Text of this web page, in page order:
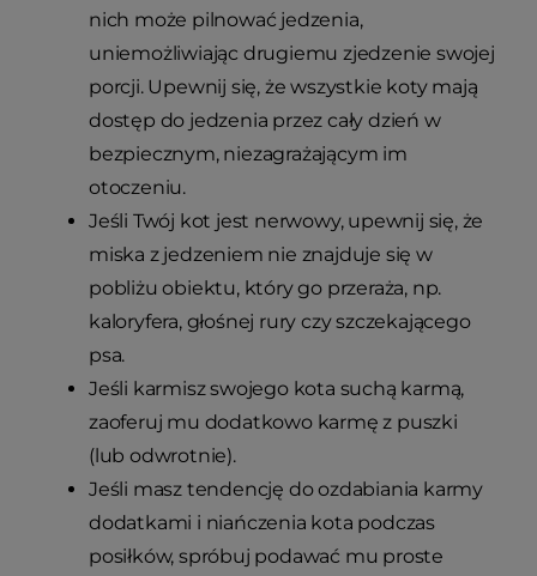
nich może pilnować jedzenia,
uniemożliwiając drugiemu zjedzenie swojej
porcji. Upewnij się, że wszystkie koty mają
dostęp do jedzenia przez cały dzień w
bezpiecznym, niezagrażającym im
otoczeniu.
Jeśli Twój kot jest nerwowy, upewnij się, że
miska z jedzeniem nie znajduje się w
pobliżu obiektu, który go przeraża, np.
kaloryfera, głośnej rury czy szczekającego
psa.
Jeśli karmisz swojego kota suchą karmą,
zaoferuj mu dodatkowo karmę z puszki
(lub odwrotnie).
Jeśli masz tendencję do ozdabiania karmy
dodatkami i niańczenia kota podczas
posiłków, spróbuj podawać mu proste